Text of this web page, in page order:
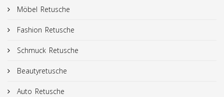
Möbel Retusche
Fashion Retusche
Schmuck Retusche
Beautyretusche
Auto Retusche